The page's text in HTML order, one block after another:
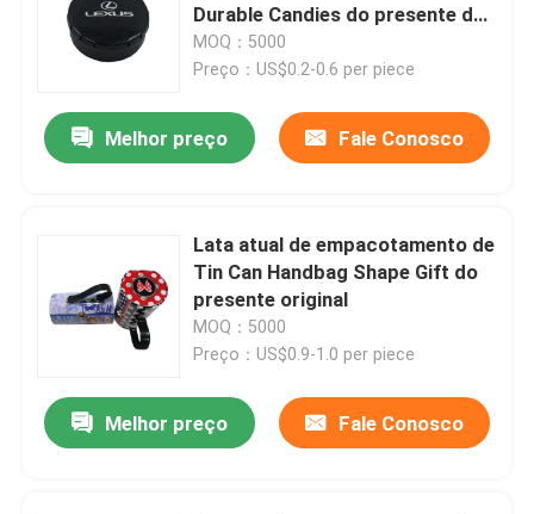
Durable Candies do presente do
clique do clique
MOQ：5000
Preço：US$0.2-0.6 per piece
Melhor preço Fale Conosco
Lata atual de empacotamento de
Tin Can Handbag Shape Gift do
presente original
MOQ：5000
Preço：US$0.9-1.0 per piece
Melhor preço Fale Conosco